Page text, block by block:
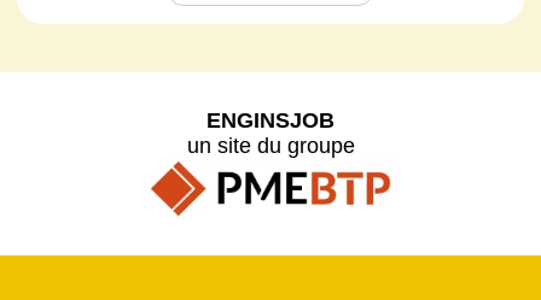
ENGINSJOB
un site du groupe